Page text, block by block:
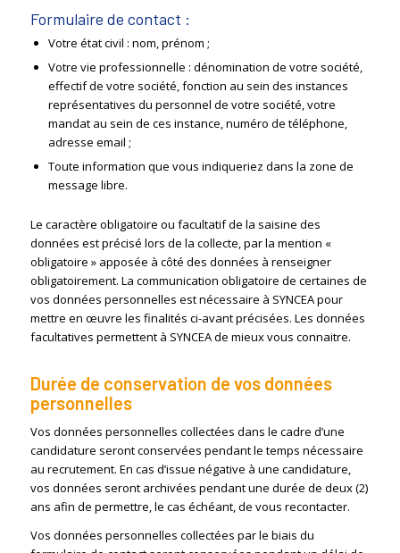
Formulaire de contact :
Votre état civil : nom, prénom ;
Votre vie professionnelle : dénomination de votre société,
effectif de votre société, fonction au sein des instances
représentatives du personnel de votre société, votre
mandat au sein de ces instance, numéro de téléphone,
adresse email ;
Toute information que vous indiqueriez dans la zone de
message libre.
Le caractère obligatoire ou facultatif de la saisine des
données est précisé lors de la collecte, par la mention «
obligatoire » apposée à côté des données à renseigner
obligatoirement. La communication obligatoire de certaines de
vos données personnelles est nécessaire à SYNCEA pour
mettre en œuvre les finalités ci-avant précisées. Les données
facultatives permettent à SYNCEA de mieux vous connaitre.
Durée de conservation de vos données
personnelles
Vos données personnelles collectées dans le cadre d’une
candidature seront conservées pendant le temps nécessaire
au recrutement. En cas d’issue négative à une candidature,
vos données seront archivées pendant une durée de deux (2)
ans afin de permettre, le cas échéant, de vous recontacter.
Vos données personnelles collectées par le biais du